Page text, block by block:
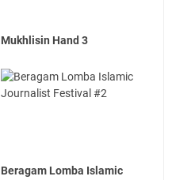
Mukhlisin Hand 3
Beragam Lomba Islamic